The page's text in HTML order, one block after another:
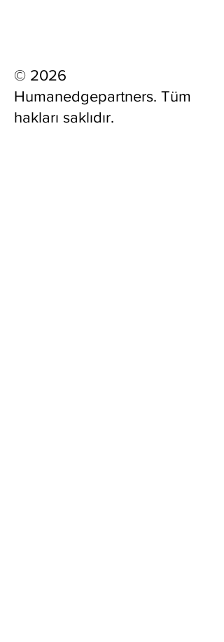
© 2026
Humanedgepartners. Tüm
hakları saklıdır.